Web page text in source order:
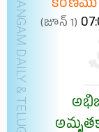
కరణము
(జూన్ 1)